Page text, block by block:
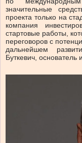
значительные
проекта только на
компания
стартовые работы,
переговоров с
дальнейшем
Буткевич, основатель